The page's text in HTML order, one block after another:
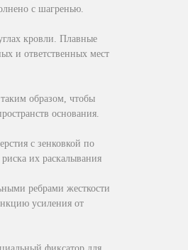
с шагренью.
кровли. Плавные
и ответственных мест
образом, чтобы
основания.
с зенковкой по
их раскалывания
ребрами жесткости
усиления от